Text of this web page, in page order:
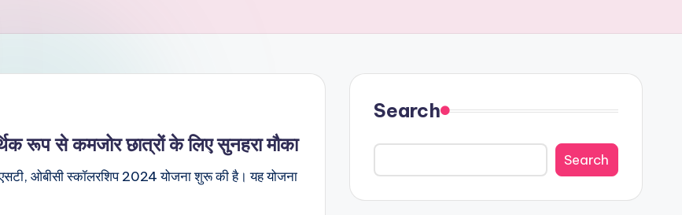
रूप से कमजोर छात्रों के लिए सुनहरा मौका
ओबीसी स्कॉलरशिप 2024 योजना शुरू की है। यह योजना
Search
Search